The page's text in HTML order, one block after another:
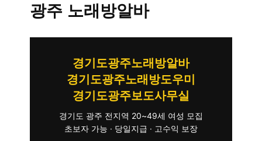
광주 노래방알바
경기도광주노래방알바
경기도광주노래방도우미
경기도광주보도사무실
경기도 광주 전지역 20~49세 여성 모집
초보자 가능 · 당일지급 · 고수익 보장